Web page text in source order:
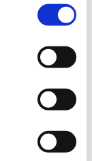
goed